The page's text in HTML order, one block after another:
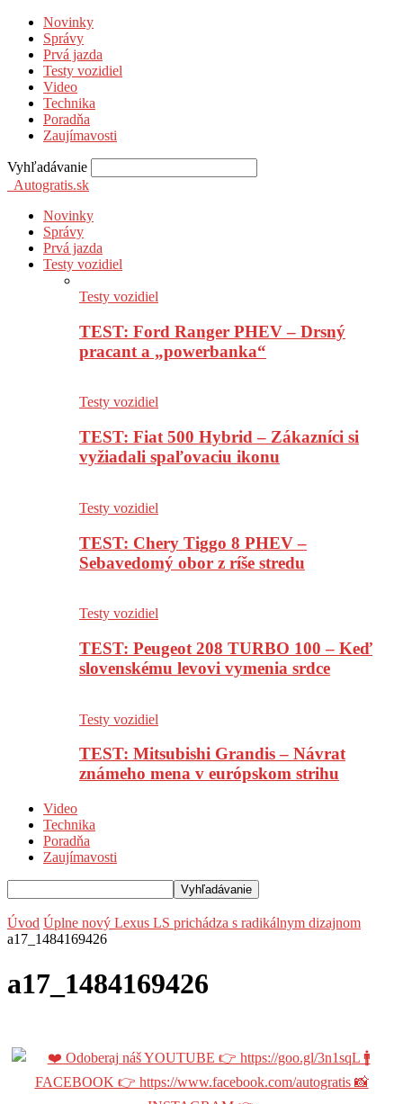
Novinky
Správy
Prvá jazda
Testy vozidiel
Video
Technika
Poradňa
Zaujímavosti
Vyhľadávanie
Autogratis.sk
Novinky
Správy
Prvá jazda
Testy vozidiel
Testy vozidiel
TEST: Ford Ranger PHEV – Drsný
pracant a „powerbanka“
Testy vozidiel
TEST: Fiat 500 Hybrid – Zákazníci si
vyžiadali spaľovaciu ikonu
Testy vozidiel
TEST: Chery Tiggo 8 PHEV –
Sebavedomý obor z ríše stredu
Testy vozidiel
TEST: Peugeot 208 TURBO 100 – Keď
slovenskému levovi vymenia srdce
Testy vozidiel
TEST: Mitsubishi Grandis – Návrat
známeho mena v európskom strihu
Video
Technika
Poradňa
Zaujímavosti
Úvod Úplne nový Lexus LS prichádza s radikálnym dizajnom
a17_1484169426
a17_1484169426